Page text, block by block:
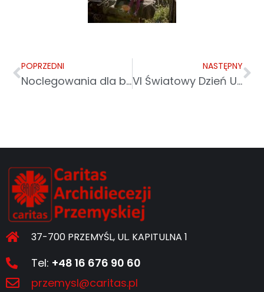
POPRZEDNI
Noclegowania dla bezdomnych mężczyzn w Leżajsku
NASTĘPNY
VI Światowy Dzień Ubogich. Trzeba dostrzegać ich codziennie
37-700 PRZEMYŚL, UL. KAPITULNA 1
Tel: +48 16 676 90 60
przemysl@caritas.pl